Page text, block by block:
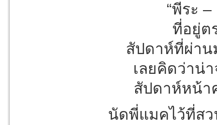
“พีระ –
ที่อยู่ต
สัปดาห์ที่ผ่าน
เลยคิดว่าน่
สัปดาห์หน้า
นัดพี่แมคไว้ที่สว